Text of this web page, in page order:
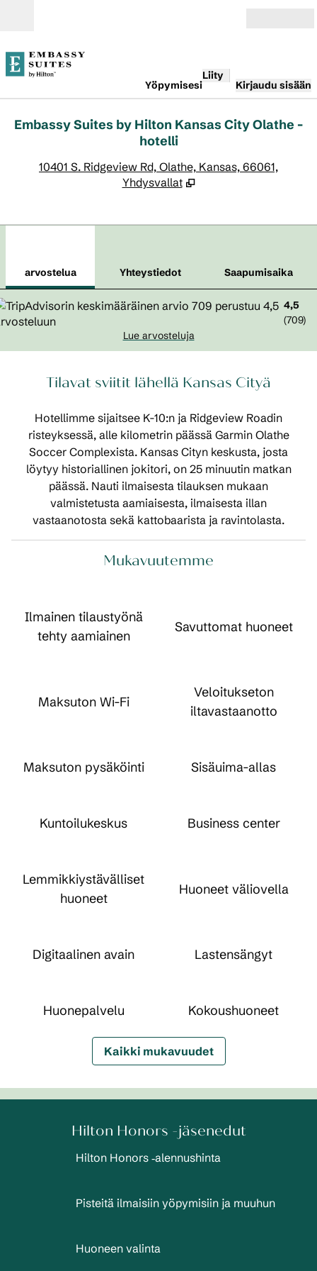
Yöpymisesi
Liity
Kirjaudu sisään
Embassy Suites by Hilton Kansas City Olathe -
hotelli
10401 S. Ridgeview Rd, Olathe, Kansas, 66061,
Yhdysvallat
arvostelua Yhteystiedot
Saapumisaika
4,5
(709)
Lue arvosteluja
Tilavat sviitit lähellä Kansas Cityä
Hotellimme sijaitsee K-10:n ja Ridgeview Roadin
risteyksessä, alle kilometrin päässä Garmin Olathe
Soccer Complexista. Kansas Cityn keskusta, josta
löytyy historiallinen jokitori, on 25 minuutin matkan
päässä. Nauti ilmaisesta tilauksen mukaan
valmistetusta aamiaisesta, ilmaisesta illan
vastaanotosta sekä kattobaarista ja ravintolasta.
Mukavuutemme
Ilmainen tilaustyönä
tehty aamiainen
Savuttomat huoneet
Maksuton Wi-Fi
Veloitukseton
iltavastaanotto
Maksuton pysäköinti Sisäuima-allas
Kuntoilukeskus Business center
Lemmikkiystävälliset
huoneet
Huoneet väliovella
Digitaalinen avain Lastensängyt
Huone­palvelu Kokous­huoneet
Kaikki mukavuudet
Hilton Honors -jäsenedut
Hilton Honors ‑alennushinta
Pisteitä ilmaisiin yöpymisiin ja muuhun
Huoneen valinta